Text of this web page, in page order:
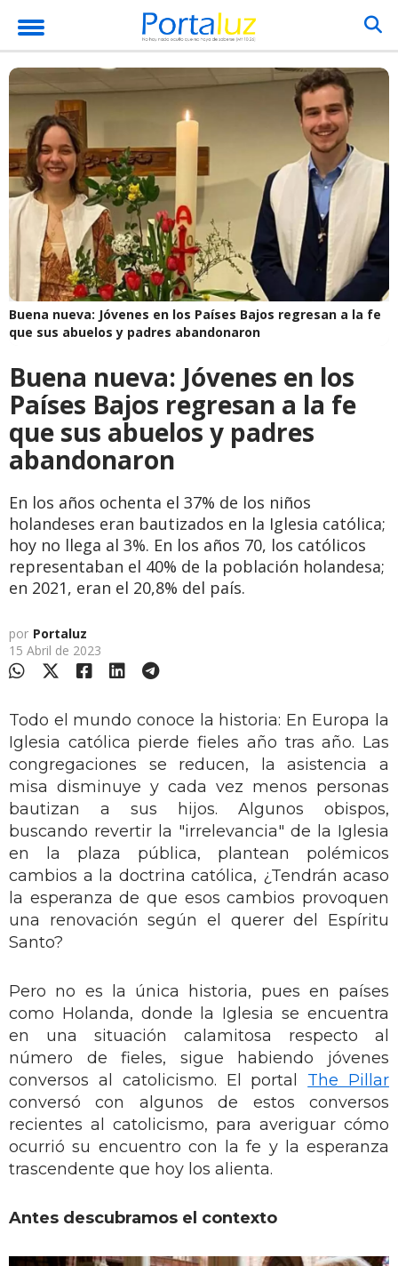
Buena nueva: Jóvenes en los Países Bajos regresan a la fe
que sus abuelos y padres abandonaron
Buena nueva: Jóvenes en los
Países Bajos regresan a la fe
que sus abuelos y padres
abandonaron
En los años ochenta el 37% de los niños
holandeses eran bautizados en la Iglesia católica;
hoy no llega al 3%. En los años 70, los católicos
representaban el 40% de la población holandesa;
en 2021, eran el 20,8% del país.
por Portaluz
15 Abril de 2023
Todo el mundo conoce la historia: En Europa la
Iglesia católica pierde fieles año tras año. Las
congregaciones se reducen, la asistencia a
misa disminuye y cada vez menos personas
bautizan a sus hijos. Algunos obispos,
buscando revertir la "irrelevancia" de la Iglesia
en la plaza pública, plantean polémicos
cambios a la doctrina católica, ¿Tendrán acaso
la esperanza de que esos cambios provoquen
una renovación según el querer del Espíritu
Santo?
Pero no es la única historia, pues en países
como Holanda, donde la Iglesia se encuentra
en una situación calamitosa respecto al
número de fieles, sigue habiendo jóvenes
conversos al catolicismo. El portal The Pillar
conversó con algunos de estos conversos
recientes al catolicismo, para averiguar cómo
ocurrió su encuentro con la fe y la esperanza
trascendente que hoy los alienta.
Antes descubramos el contexto